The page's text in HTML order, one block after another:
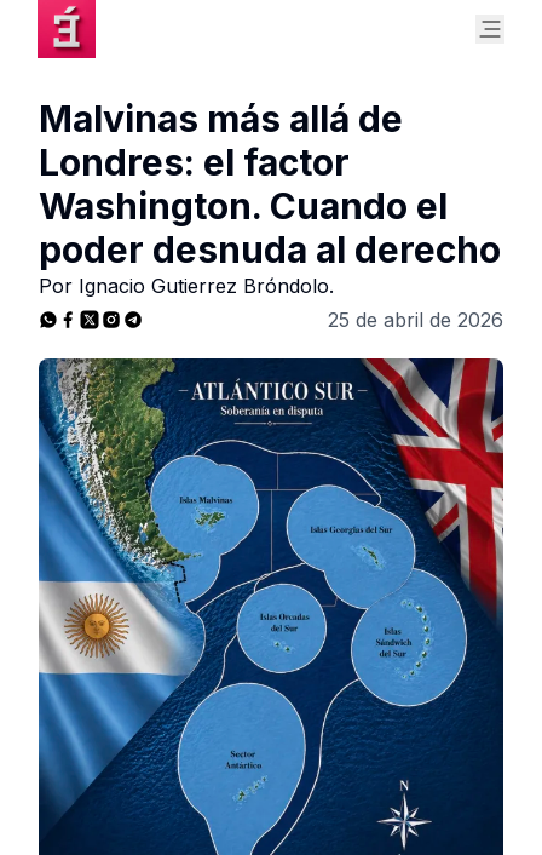
Malvinas más allá de
Londres: el factor
Washington. Cuando el
poder desnuda al derecho
Por Ignacio Gutierrez Bróndolo.
25 de abril de 2026